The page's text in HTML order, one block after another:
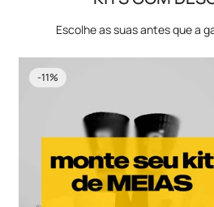
Escolhe as suas antes que a
-11%